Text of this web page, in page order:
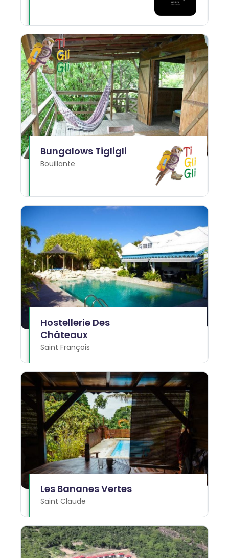
Bungalows Tigligli
Bouillante
Hostellerie Des
Châteaux
Saint François
Les Bananes Vertes
Saint Claude